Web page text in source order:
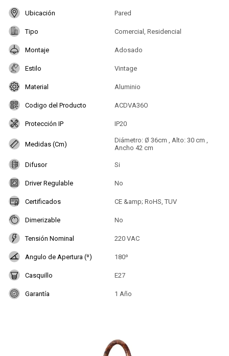
Ubicación Pared
Tipo Comercial, Residencial
Montaje Adosado
Estilo Vintage
Material Aluminio
Codigo del Producto ACDVA36O
Protección IP IP20
Medidas (Cm)
Diámetro: Ø 36cm , Alto: 30 cm ,
Ancho 42 cm
Difusor Si
Driver Regulable No
Certificados CE &amp; RoHS, TUV
Dimerizable No
Tensión Nominal 220 VAC
Angulo de Apertura (º) 180º
Casquillo E27
Garantía 1 Año